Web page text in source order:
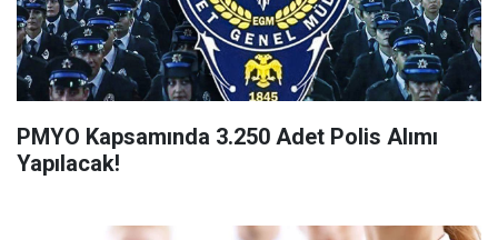
PMYO Kapsamında 3.250 Adet Polis Alımı
Yapılacak!